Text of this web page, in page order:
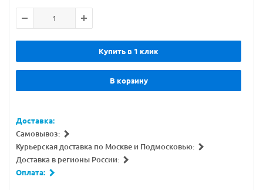
Купить в 1 клик
В корзину
Доставка:
Самовывоз:
Курьерская доставка по Москве и Подмосковью:
Доставка в регионы России:
Оплата: